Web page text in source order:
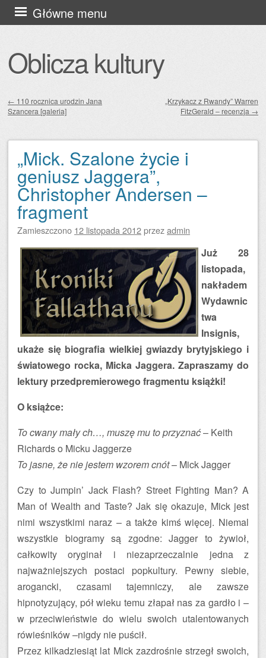
Oblicza kultury
Główne menu
Przejdź
do
Zobacz wpisy
← 110 rocznica urodzin Jana
Szancera [galeria]
„Krzykacz z Rwandy” Warren
FitzGerald – recenzja →
„Mick. Szalone życie i
geniusz Jaggera”,
Christopher Andersen –
fragment
Zamieszczono 12 listopada 2012przezadmin
Już 28
listopada,
nakładem
Wydawnic
twa
Insignis,
ukaże się biografia wielkiej gwiazdy brytyjskiego i
światowego rocka, Micka Jaggera. Zapraszamy do
lektury przedpremierowego fragmentu książki!
O książce:
To cwany mały ch…, muszę mu to przyznać– Keith
Richards o Micku Jaggerze
To jasne, że nie jestem wzorem cnót– Mick Jagger
Czy to Jumpin’ Jack Flash? Street Fighting Man? A
Man of Wealth and Taste? Jak się okazuje, Mick jest
nimi wszystkimi naraz – a także kimś więcej. Niemal
wszystkie biogramy są zgodne: Jagger to żywioł,
całkowity oryginał i niezaprzeczalnie jedna z
najważniejszych postaci popkultury. Pewny siebie,
arogancki, czasami tajemniczy, ale zawsze
hipnotyzujący, pół wieku temu złapał nas za gardło i –
w przeciwieństwie do wielu swoich utalentowanych
rówieśników –nigdy nie puścił.
Przez kilkadziesiąt lat Mick zazdrośnie strzegł swoich,